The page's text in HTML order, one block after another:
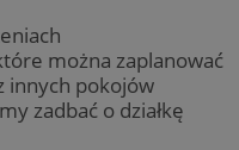
można zaplanować
innych pokojów
zadbać o działkę